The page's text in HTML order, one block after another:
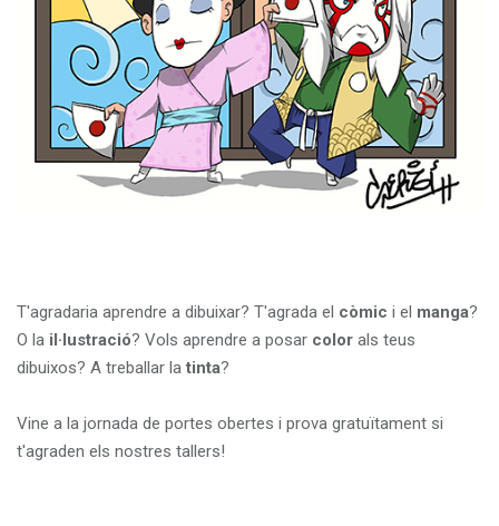
T'agradaria aprendre a dibuixar? T'agrada el còmic i el manga?
O la il·lustració? Vols aprendre a posar color als teus
dibuixos? A treballar la tinta?
Vine a la jornada de portes obertes i prova gratuïtament si
t'agraden els nostres tallers!